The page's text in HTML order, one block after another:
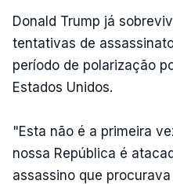
Donald Trump já
tentativas de
período de polarização
Estados Unidos.
"Esta não é a primeira
nossa República é
assassino que